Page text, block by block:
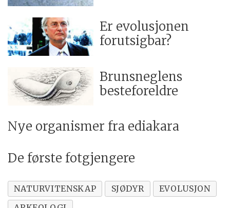
Er evolusjonen
forutsigbar?
Brunsneglens
besteforeldre
Nye organismer fra ediakara
De første fotgjengere
NATURVITENSKAP SJØDYR
EVOLUSJON